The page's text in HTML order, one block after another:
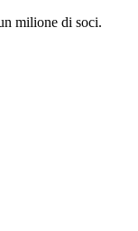
milione di soci.